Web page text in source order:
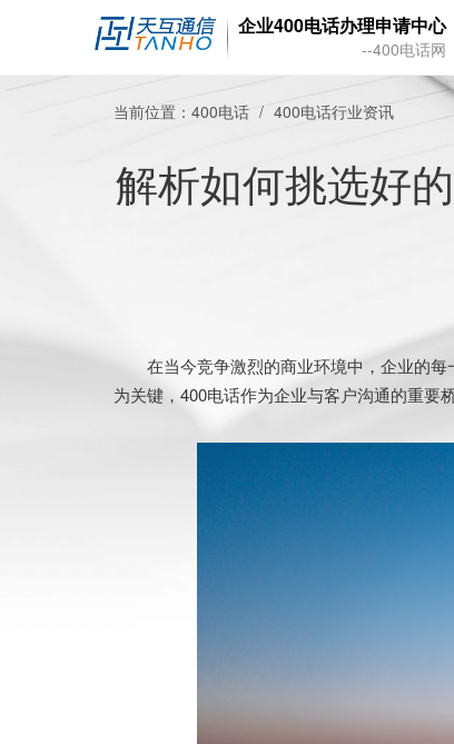
企业400电话办理申请中心
--400电话网
当前位置： 400电话 400电话行业资讯
解析如何挑选好
在当今竞争激烈的商业环境中，企业的每
为关键，400电话作为企业与客户沟通的重要